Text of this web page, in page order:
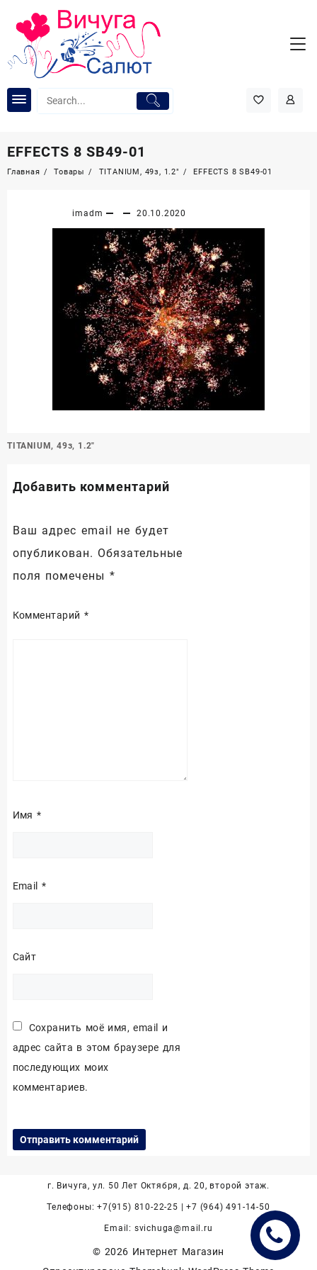
содержимому
EFFECTS 8 SB49-01
Главная Товары TITANIUM, 49з, 1.2″ EFFECTS 8 SB49-01
imadm 20.10.2020
Навигация
TITANIUM, 49з, 1.2″
Добавить комментарий
Ваш адрес email не будет
опубликован. Обязательные
поля помечены *
Комментарий *
Имя*
Email *
Сайт
Сохранить моё имя, email и
адрес сайта в этом браузере для
последующих моих
комментариев.
г. Вичуга, ул. 50 Лет Октября, д. 20, второй этаж.
Телефоны: +7(915) 810-22-25 | +7 (964) 491-14-50
Email: svichuga@mail.ru
© 2026 Интернет Магазин